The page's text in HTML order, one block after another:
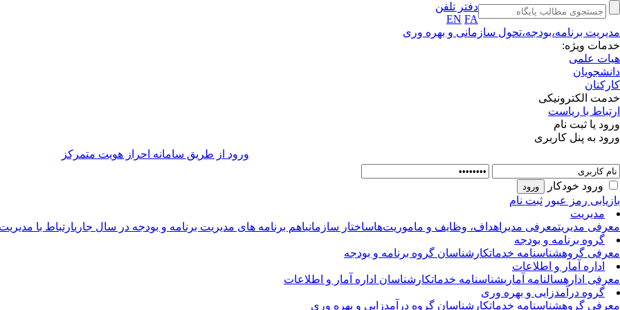
دفتر تلفن
EN FA
مدیریت برنامه،‌بودجه،تحول سازمانی و بهره وری
خدمات ویژه:
هیات علمی
دانشجویان
کارکنان
خدمت الکترونیکی
ارتباط با ریاست
ورود یا ثبت نام
ورود به پنل کاربری
ورود از طريق سامانه احراز هويت متمركز
ورود خودکار
بازیابی رمز عبور ثبت نام
مدیریت
معرفی مدیریتمعرفی مدیر اهداف، وظایف و ماموریت‌هاساختار سازمانیاهم برنامه های مدیریت برنامه و بودجه در سال جاریارتباط با مدیریت
گروه برنامه و بودجه
معرفی گروهشناسنامه خدماتکارشناسان گروه برنامه و بودجه
اداره آمار و اطلاعات
معرفی ادارهسالنامه آماریشناسنامه خدماتکارشناسان اداره آمار و اطلاعات
گروه درآمدزایی و بهره وری
معرفی گروهشناسنامه خدماتکارشناسان گروه درآمدزایی و بهره وری